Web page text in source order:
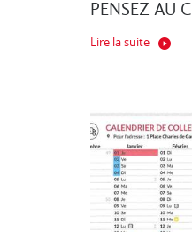
PENSEZ AU
Lire la suite